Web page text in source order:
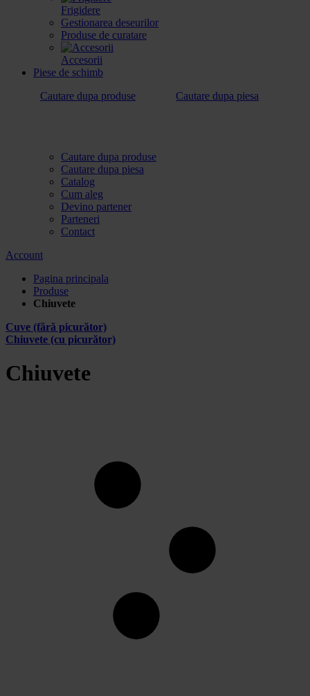
Frigidere
Gestionarea deseurilor
Produse de curatare
Accesorii
Piese de schimb
Cautare dupa produse
Cautare dupa piesa
Cautare dupa produse
Cautare dupa piesa
Catalog
Cum aleg
Devino partener
Parteneri
Contact
Account
Pagina principala
Produse
Chiuvete
Cuve (fără picurător)
Chiuvete (cu picurător)
Chiuvete